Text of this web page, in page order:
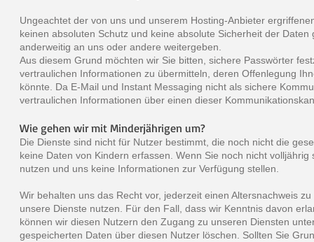
Ungeachtet der von uns und unserem Hosting-Anbieter
keinen absoluten Schutz und keine absolute Sicherheit der
anderweitig an uns oder andere weitergeben.
Aus diesem Grund möchten wir Sie bitten, sichere Passwörter
vertraulichen Informationen zu übermitteln, deren Offenlegung
könnte. Da E-Mail und Instant Messaging nicht als sichere
vertraulichen Informationen über einen dieser
Wie gehen wir mit Minderjährigen um?
Die Dienste sind nicht für Nutzer bestimmt, die noch nicht die
keine Daten von Kindern erfassen. Wenn Sie noch nicht
nutzen und uns keine Informationen zur Verfügung stellen.
Wir behalten uns das Recht vor, jederzeit einen Altersnachweis
unsere Dienste nutzen. Für den Fall, dass wir Kenntnis davon
können wir diesen Nutzern den Zugang zu unseren Diensten
gespeicherten Daten über diesen Nutzer löschen. Sollten Sie